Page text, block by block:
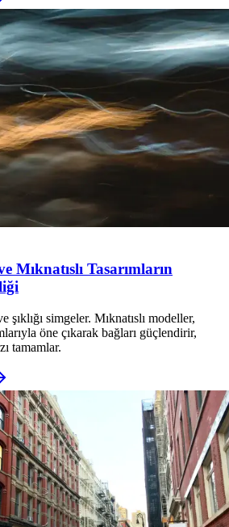
Mıknatıslı Tasarımların
simgeler. Mıknatıslı modeller,
öne çıkarak bağları güçlendirir,
tamamlar.